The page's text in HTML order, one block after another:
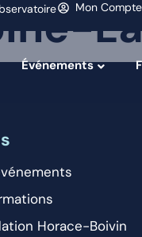
Mon Compte
Événements
Horace-Boivin